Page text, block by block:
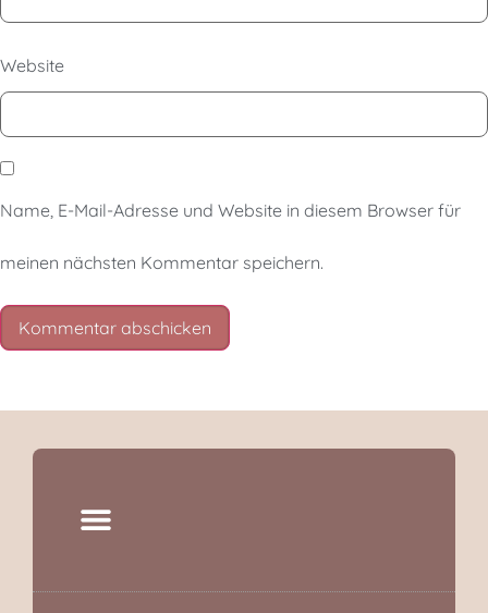
Website
Name, E-Mail-Adresse und Website in diesem Browser für
meinen nächsten Kommentar speichern.